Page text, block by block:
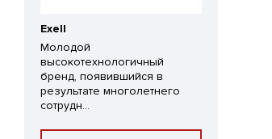
Exell
Молодой
высокотехнологичный
бренд, появившийся в
результате многолетнего
сотрудн...